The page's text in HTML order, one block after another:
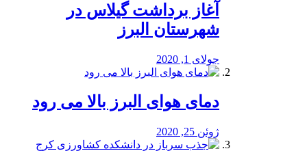
آغاز برداشت گیلاس در
شهرستان البرز
جولای 1, 2020
دمای هوای البرز بالا می رود
ژوئن 25, 2020